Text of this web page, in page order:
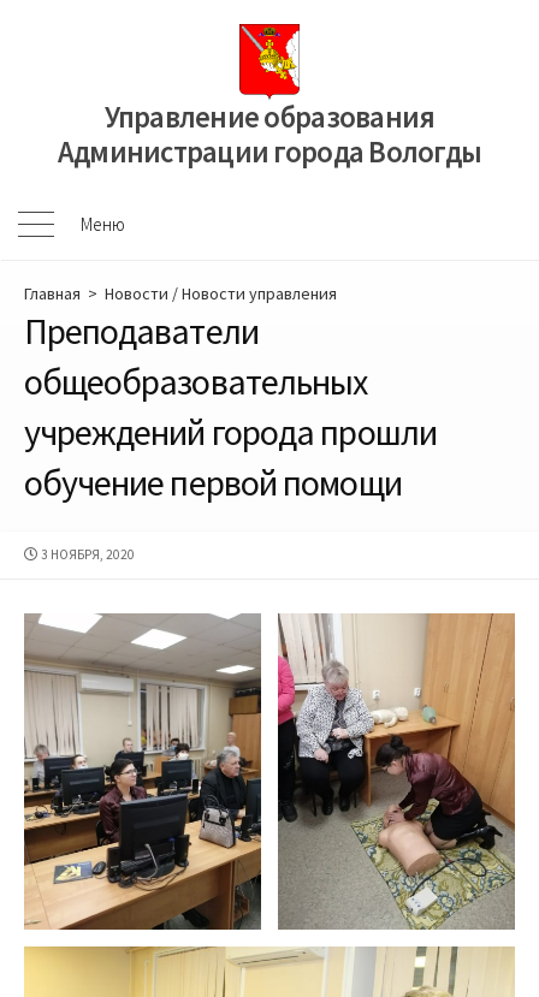
Управление образования
Администрации города Вологды
Меню
Меню
Главная > Новости /Новости управления
Преподаватели
общеобразовательных
учреждений города прошли
обучение первой помощи
ДАТА
3 НОЯБРЯ, 2020